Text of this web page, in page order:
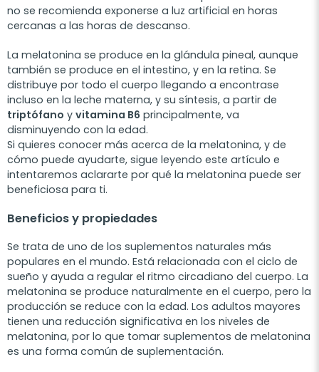
no se recomienda exponerse a luz artificial en horas
cercanas a las horas de descanso.
La melatonina se produce en la glándula pineal, aunque
también se produce en el intestino, y en la retina. Se
distribuye por todo el cuerpo llegando a encontrase
incluso en la leche materna, y su síntesis, a partir de
triptófano y vitamina B6 principalmente, va
disminuyendo con la edad.
Si quieres conocer más acerca de la melatonina, y de
cómo puede ayudarte, sigue leyendo este artículo e
intentaremos aclararte por qué la melatonina puede ser
beneficiosa para ti.
Beneficios y propiedades
Se trata de uno de los suplementos naturales más
populares en el mundo. Está relacionada con el ciclo de
sueño y ayuda a regular el ritmo circadiano del cuerpo. La
melatonina se produce naturalmente en el cuerpo, pero la
producción se reduce con la edad. Los adultos mayores
tienen una reducción significativa en los niveles de
melatonina, por lo que tomar suplementos de melatonina
es una forma común de suplementación.